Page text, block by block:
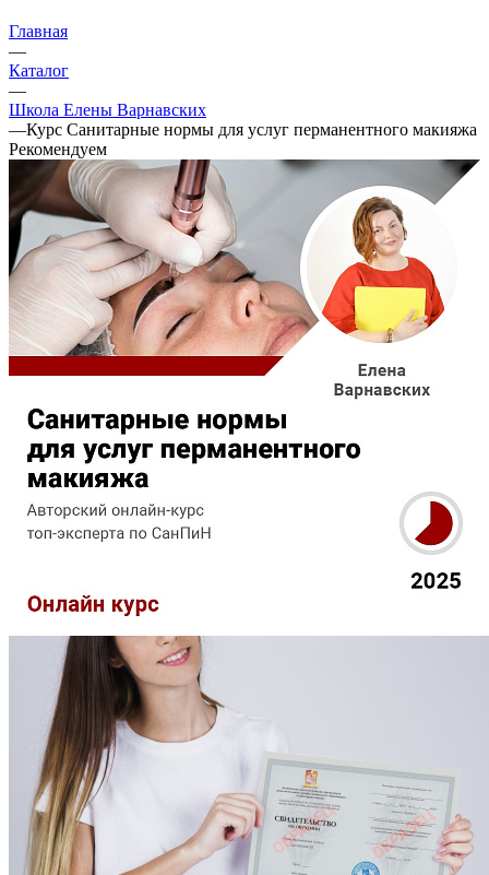
Главная
—
Каталог
—
Школа Елены Варнавских
—Курс Санитарные нормы для услуг перманентного макияжа
Рекомендуем